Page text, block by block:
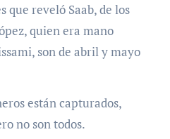
que reveló Saab, de los
quien era mano
son de abril y mayo
están capturados,
no son todos.